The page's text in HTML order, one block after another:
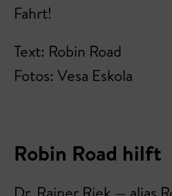
Fahrt!
Text: Robin Road
Fotos: Vesa Eskola
Robin Road hilft